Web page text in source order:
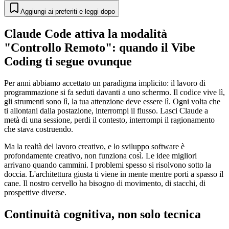
Aggiungi ai preferiti e leggi dopo
Claude Code attiva la modalità
"Controllo Remoto": quando il Vibe
Coding ti segue ovunque
Per anni abbiamo accettato un paradigma implicito: il lavoro di
programmazione si fa seduti davanti a uno schermo. Il codice vive lì,
gli strumenti sono lì, la tua attenzione deve essere lì. Ogni volta che
ti allontani dalla postazione, interrompi il flusso. Lasci Claude a
metà di una sessione, perdi il contesto, interrompi il ragionamento
che stava costruendo.
Ma la realtà del lavoro creativo, e lo sviluppo software è
profondamente creativo, non funziona così. Le idee migliori
arrivano quando cammini. I problemi spesso si risolvono sotto la
doccia. L'architettura giusta ti viene in mente mentre porti a spasso il
cane. Il nostro cervello ha bisogno di movimento, di stacchi, di
prospettive diverse.
Continuità cognitiva, non solo tecnica